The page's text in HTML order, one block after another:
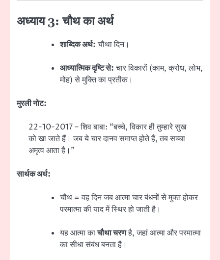
अध्याय 3: चौथ का अर्थ
शाब्दिक अर्थ:चौथा दिन।
आध्यात्मिक दृष्टि से:चार विकारों (काम, क्रोध, लोभ,
मोह) से मुक्ति का प्रतीक।
मुरली नोट:
22-10-2017 – शिव बाबा: “बच्चे, विकार ही तुम्हारे सुख
को खा जाते हैं। जब ये चार दानव समाप्त होते हैं, तब सच्चा
अमृत्व आता है।”
सार्थक अर्थ:
चौथ = वह दिन जब आत्मा चार बंधनों से मुक्त होकर
परमात्मा की याद में स्थिर हो जाती है।
यह आत्मा काचौथा चरणहै, जहां आत्मा और परमात्मा
का सीधा संबंध बनता है।